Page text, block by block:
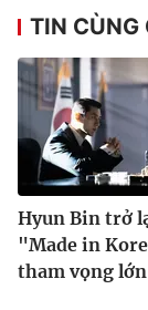
TIN CÙNG
Hyun Bin trở
"Made in
tham vọng